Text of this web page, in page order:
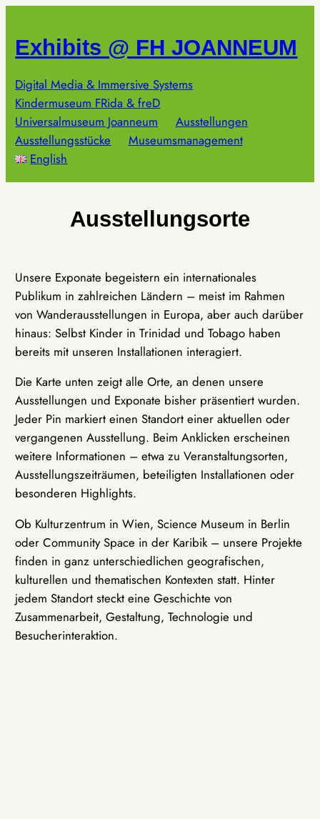
springen
Exhibits @ FH JOANNEUM
Digital Media & Immersive Systems
Kindermuseum FRida & freD
Universalmuseum Joanneum
Ausstellungen
Ausstellungsstücke
Museumsmanagement
English
Ausstellungsorte
Unsere Exponate begeistern ein internationales
Publikum in zahlreichen Ländern – meist im Rahmen
von Wanderausstellungen in Europa, aber auch darüber
hinaus: Selbst Kinder in Trinidad und Tobago haben
bereits mit unseren Installationen interagiert.
Die Karte unten zeigt alle Orte, an denen unsere
Ausstellungen und Exponate bisher präsentiert wurden.
Jeder Pin markiert einen Standort einer aktuellen oder
vergangenen Ausstellung. Beim Anklicken erscheinen
weitere Informationen – etwa zu Veranstaltungsorten,
Ausstellungszeiträumen, beteiligten Installationen oder
besonderen Highlights.
Ob Kulturzentrum in Wien, Science Museum in Berlin
oder Community Space in der Karibik – unsere Projekte
finden in ganz unterschiedlichen geografischen,
kulturellen und thematischen Kontexten statt. Hinter
jedem Standort steckt eine Geschichte von
Zusammenarbeit, Gestaltung, Technologie und
Besucherinteraktion.